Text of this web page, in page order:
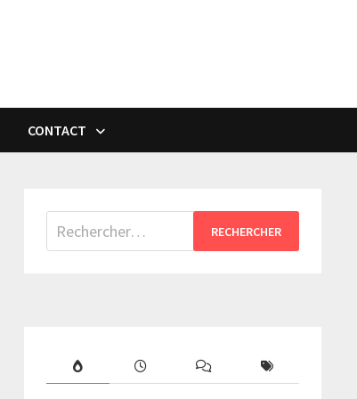
CONTACT
Rechercher :